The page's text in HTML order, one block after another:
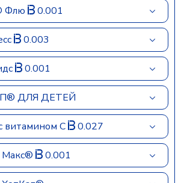
Флю 0.001
0.003
0.001
ДЛЯ ДЕТЕЙ
витамином C 0.027
Макс® 0.001